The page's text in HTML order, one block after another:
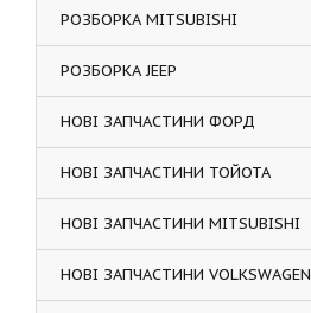
РОЗБОРКА MITSUBISHI
РОЗБОРКА JEEP
НОВІ ЗАПЧАСТИНИ ФОРД
НОВІ ЗАПЧАСТИНИ ТОЙОТА
НОВІ ЗАПЧАСТИНИ MITSUBISHI
НОВІ ЗАПЧАСТИНИ VOLKSWAGEN